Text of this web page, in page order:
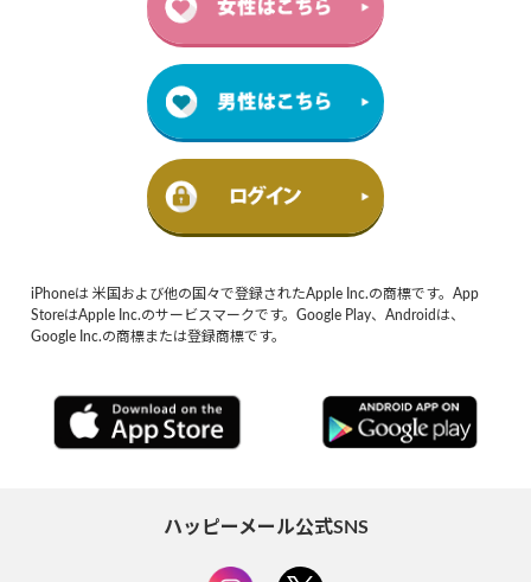
iPhoneは 米国および他の国々で登録されたApple Inc.の商標です。App
StoreはApple Inc.のサービスマークです。Google Play、Androidは、
Google Inc.の商標または登録商標です。
ハッピーメール公式SNS